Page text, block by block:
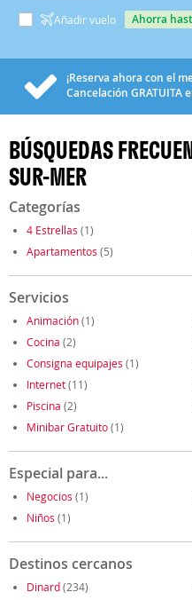
Añadir vuelo ahorra
¡Reserva ahora con el
Cancelación GRATUITA
BÚSQUEDAS
SUR-MER
Categorías
4 Estrellas (1)
Apartamentos (5)
Servicios
Animación(1)
Cocina (2)
Consigna equipajes (1)
Internet(11)
Piscina (2)
Minibar Gratuito(1)
Especial para...
Negocios (1)
Niños (1)
Destinos cercanos
Dinard(234)